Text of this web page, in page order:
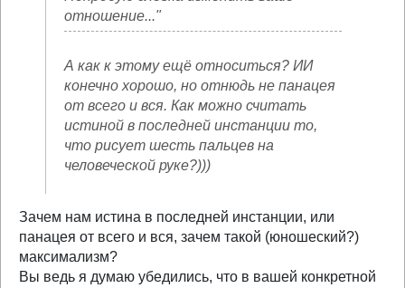
отношение..."
А как к этому ещё относиться? ИИ
конечно хорошо, но отнюдь не панацея
от всего и вся. Как можно считать
истиной в последней инстанции то,
что рисует шесть пальцев на
человеческой руке?)))
Зачем нам истина в последней инстанции, или
панацея от всего и вся, зачем такой (юношеский?)
максимализм?
Вы ведь я думаю убедились, что в вашей конкретной